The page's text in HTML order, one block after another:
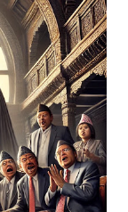
व्यंग्य हो या व्यंग्य
थियो । तर जेहोस् यो